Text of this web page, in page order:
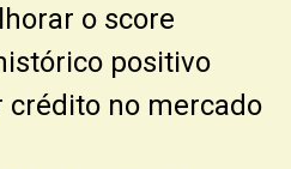
o score
positivo
crédito no mercado